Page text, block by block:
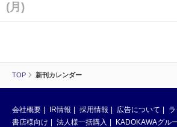
TOP 新刊カレンダー
(月)
会社概要 IR情報 採用情報 広告について
書店様向け
法人様一括購入
KADOKAWAグル